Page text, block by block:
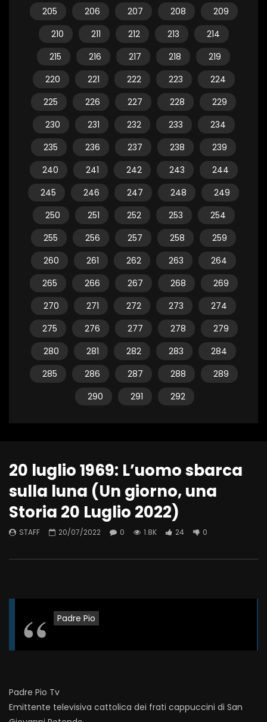
205
206 207 208
209
210
211 212 213
214
215
216 217 218
219
220
221 222 223
224
225
226 227 228
229
230
231 232 233
234
235
236 237 238
239
240
241 242 243
244
245
246 247 248
249
250
251 252 253
254
255
256 257 258
259
260
261 262 263
264
265
266 267 268
269
270
271 272 273
274
275
276 277 278
279
280
281 282 283
284
285
286 287 288
289
290
291 292
20 luglio 1969: L’uomo sbarca
sulla luna (Un giorno, una
Storia 20 Luglio 2022)
STAFF 20/07/2022 0 1.8K 24 0
Padre Pio
Padre Pio Tv
Emittente televisiva cattolica dei frati cappuccini di San